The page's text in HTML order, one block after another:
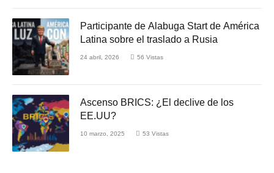
Participante de Alabuga Start de América
Latina sobre el traslado a Rusia
24 abril, 2026 56 Vistas
Ascenso BRICS: ¿El declive de los
EE.UU?
10 marzo, 2025 53 Vistas